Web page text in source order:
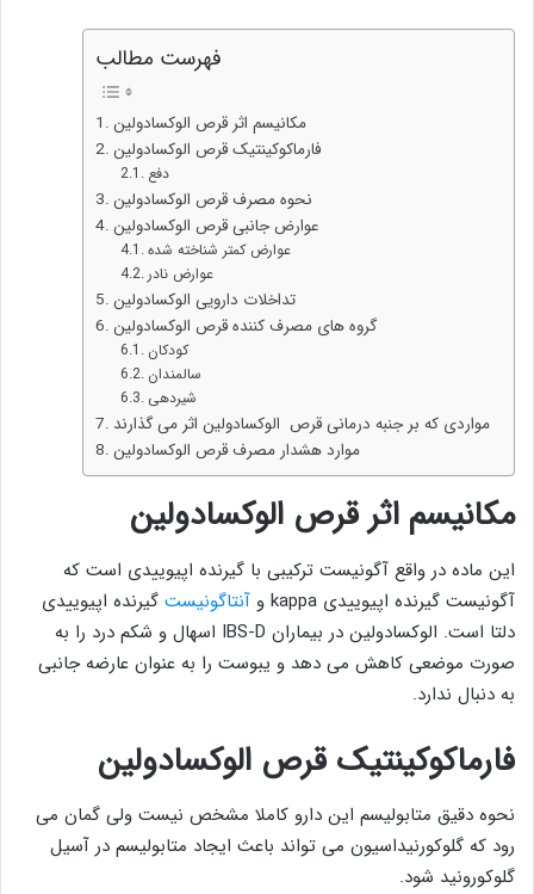
فهرست مطالب
مکانیسم اثر قرص الوکسادولین
فارماکوکینتیک قرص الوکسادولین
دفع
نحوه مصرف قرص الوکسادولین
عوارض جانبی قرص الوکسادولین
عوارض کمتر شناخته شده
عوارض نادر
تداخلات دارویی الوکسادولین
گروه های مصرف کننده قرص الوکسادولین
کودکان
سالمندان
شیردهی
مواردی که بر جنبه درمانی قرص الوکسادولین اثر می گذارند
موارد هشدار مصرف قرص الوکسادولین
مکانیسم اثر قرص الوکسادولین
این ماده در واقع آگونیست ترکیبی با گیرنده اپیوییدی است که
آگونیست گیرنده اپیوییدی kappa و
آنتاگونیست گیرنده اپیوییدی
دلتا است. الوکسادولین در بیماران IBS-D اسهال و شکم درد را به
صورت موضعی کاهش می دهد و یبوست را به عنوان عارضه جانبی
به دنبال ندارد.
فارماکوکینتیک قرص الوکسادولین
نحوه دقیق متابولیسم این دارو کاملا مشخص نیست ولی گمان می
رود که گلوکورنیداسیون می تواند باعث ایجاد متابولیسم در آسیل
گلوکورونید شود.